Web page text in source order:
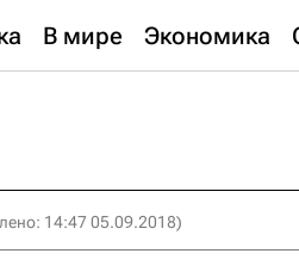
В мире Экономика
14:47 05.09.2018)